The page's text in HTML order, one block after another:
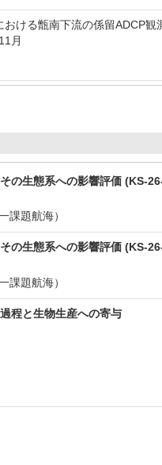
ける甑南下流の係留ADCP
月
の生態系への影響評価 (KS-
課題航海）
の生態系への影響評価 (KS-
課題航海）
程と生物生産への寄与